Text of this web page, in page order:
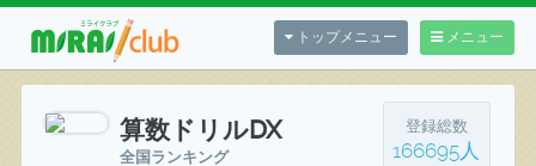
メニュー
トップメニュー
算数ドリルDX
全国ランキング
登録総数
166695人